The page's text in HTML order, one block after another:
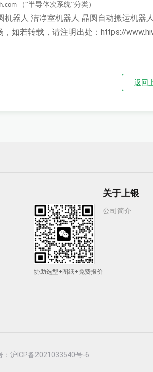
（“半导体次系统”分类）
机器人 洁净室机器人 晶圆自动搬运机器人
如若转载，请注明出处：https://
返回
协助选型+图纸+免费报价
关于上银
公司简介
：沪ICP备2021033540号-6